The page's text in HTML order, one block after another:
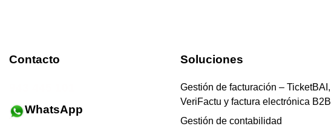
Contacto
WhatsApp
Soluciones
Gestión de facturación – TicketBAI,
VeriFactu y factura electrónica B2B
Gestión de contabilidad